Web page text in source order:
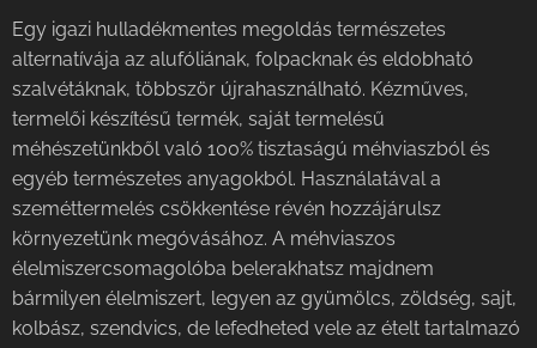
Egy igazi hulladékmentes megoldás természetes
alternatívája az alufóliának, folpacknak és eldobható
szalvétáknak, többször újrahasználható. Kézműves,
termelői készítésű termék, saját termelésű
méhészetünkből való 100% tisztaságú méhviaszból és
egyéb természetes anyagokból. Használatával a
szeméttermelés csökkentése révén hozzájárulsz
környezetünk megóvásához. A méhviaszos
élelmiszercsomagolóba belerakhatsz majdnem
bármilyen élelmiszert, legyen az gyümölcs, zöldség, sajt,
kolbász, szendvics, de lefedheted vele az ételt tartalmazó